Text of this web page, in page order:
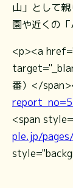
山」として
園や近くの
<p><a
番）</
<span
ple.jp/